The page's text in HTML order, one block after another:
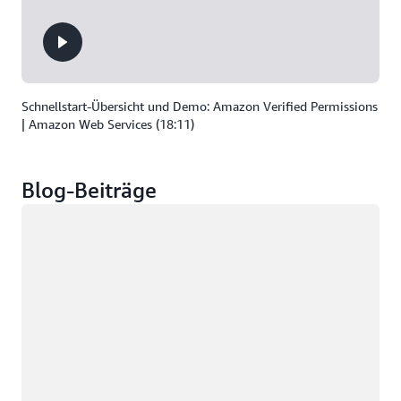
Schnellstart-Übersicht und Demo: Amazon Verified Permissions
| Amazon Web Services (18:11)
Blog-Beiträge